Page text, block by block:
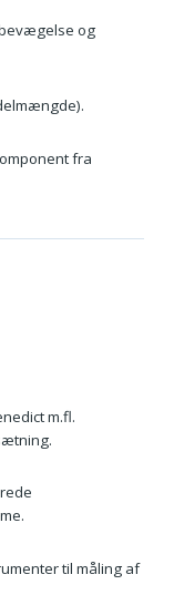
og
fra
m.fl.
til måling af